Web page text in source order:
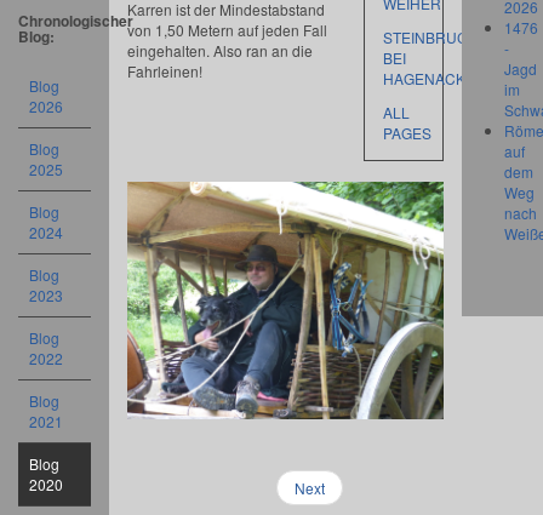
STEINBRUCH
BEI
HAGENACKER
ALL
PAGES
Karren ist der Mindestabstand
von 1,50 Metern auf jeden Fall
eingehalten. Also ran an die
Fahrleinen!
Next
Chronologischer
Blog:
Blog
2026
Blog
2025
Blog
2024
Blog
2023
Blog
2022
Blog
2021
Blog
2020
2026
1476
-
Jagd
im
auf
dem
Weg
nach